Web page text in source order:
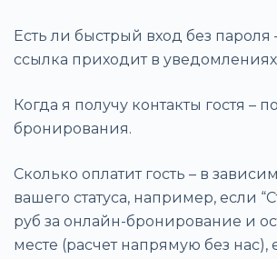
Есть ли быстрый вход без пароля
ссылка приходит в
Когда я получу контакты гостя –
бронирования.
Сколько оплатит гость – в
вашего статуса, например, если
руб за онлайн-бронирование и
месте (расчет напрямую без нас),